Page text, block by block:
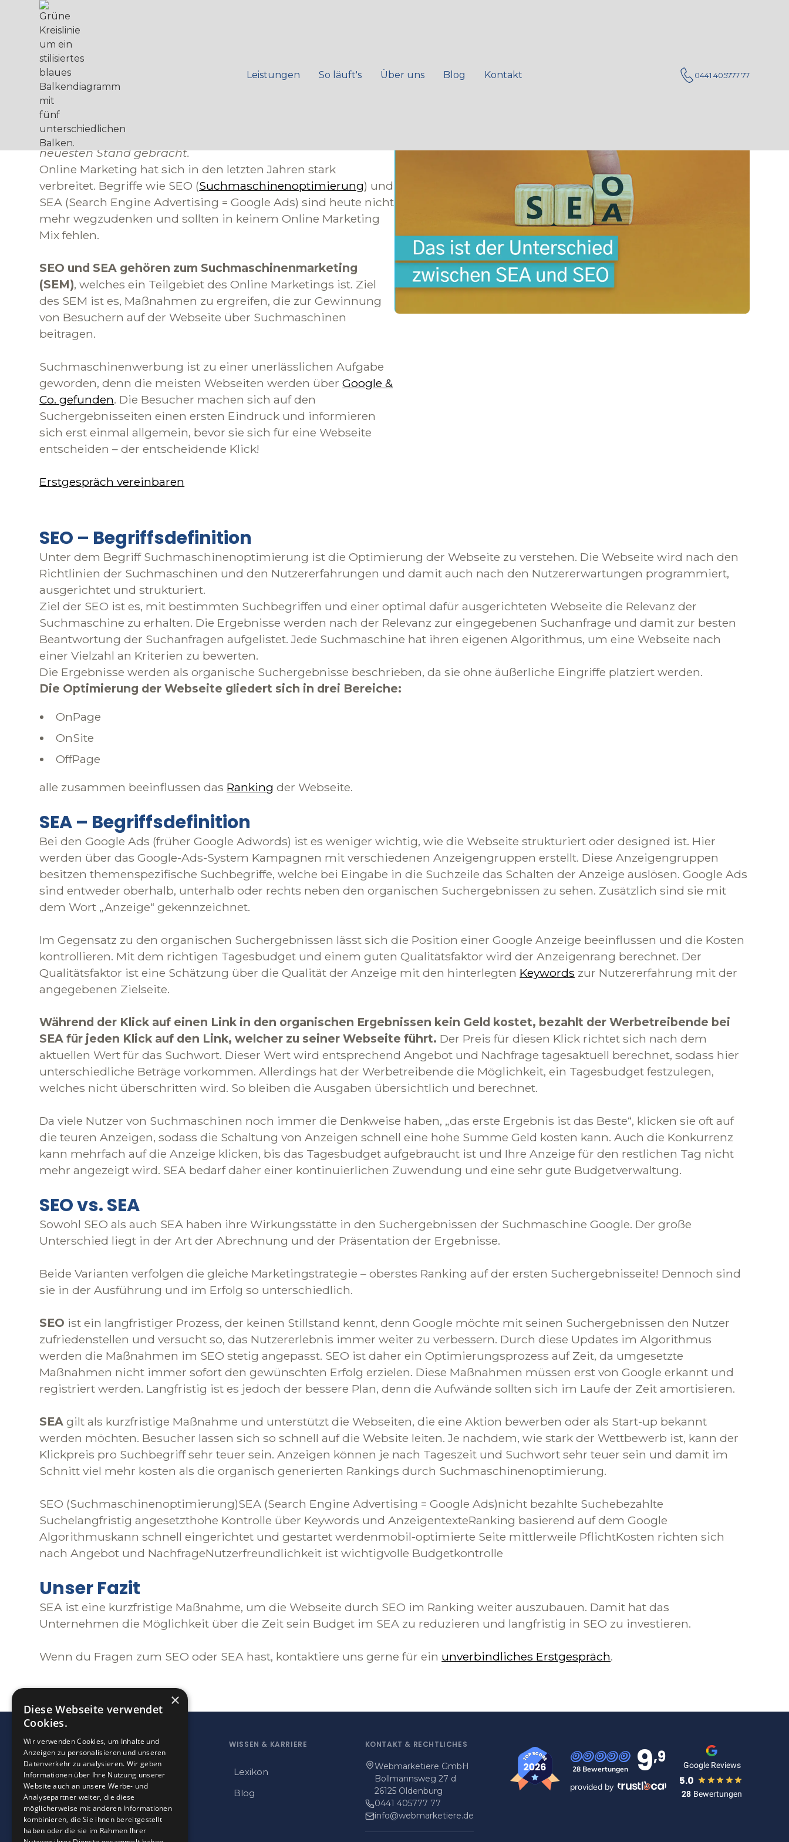
Leistungen So läuft's Über uns Blog Kontakt 0441 405777 77
Das ist der Unterschied
zwischen SEA und SEO
Dieser Artikel wurde im März 2024 überarbeitet und auf den
neuesten Stand gebracht.
Online Marketing hat sich in den letzten Jahren stark
verbreitet. Begriffe wie SEO (Suchmaschinenoptimierung) und
SEA (Search Engine Advertising = Google Ads) sind heute nicht
mehr wegzudenken und sollten in keinem Online Marketing
Mix fehlen.
SEO und SEA gehören zum Suchmaschinenmarketing
(SEM), welches ein Teilgebiet des Online Marketings ist. Ziel
des SEM ist es, Maßnahmen zu ergreifen, die zur Gewinnung
von Besuchern auf der Webseite über Suchmaschinen
beitragen.
Suchmaschinenwerbung ist zu einer unerlässlichen Aufgabe
geworden, denn die meisten Webseiten werden überGoogle &
Co. gefunden. Die Besucher machen sich auf den
Suchergebnisseiten einen ersten Eindruck und informieren
sich erst einmal allgemein, bevor sie sich für eine Webseite
entscheiden – der entscheidende Klick!
Erstgespräch vereinbaren
SEO – Begriffsdefinition
Unter dem Begriff Suchmaschinenoptimierung ist die Optimierung der Webseite zu verstehen. Die Webseite wird nach den
Richtlinien der Suchmaschinen und den Nutzererfahrungen und damit auch nach den Nutzererwartungen programmiert,
ausgerichtet und strukturiert.
Ziel der SEO ist es, mit bestimmten Suchbegriffen und einer optimal dafür ausgerichteten Webseite die Relevanz der
Suchmaschine zu erhalten. Die Ergebnisse werden nach der Relevanz zur eingegebenen Suchanfrage und damit zur besten
Beantwortung der Suchanfragen aufgelistet. Jede Suchmaschine hat ihren eigenen Algorithmus, um eine Webseite nach
einer Vielzahl an Kriterien zu bewerten.
Die Ergebnisse werden als organische Suchergebnisse beschrieben, da sie ohne äußerliche Eingriffe platziert werden.
Die Optimierung der Webseite gliedert sich in drei Bereiche:
OnPage
OnSite
OffPage
alle zusammen beeinflussen das Ranking der Webseite.
SEA – Begriffsdefinition
Bei den Google Ads (früher Google Adwords) ist es weniger wichtig, wie die Webseite strukturiert oder designed ist. Hier
werden über das Google-Ads-System Kampagnen mit verschiedenen Anzeigengruppen erstellt. Diese Anzeigengruppen
besitzen themenspezifische Suchbegriffe, welche bei Eingabe in die Suchzeile das Schalten der Anzeige auslösen. Google Ads
sind entweder oberhalb, unterhalb oder rechts neben den organischen Suchergebnissen zu sehen. Zusätzlich sind sie mit
dem Wort „Anzeige“ gekennzeichnet.
Im Gegensatz zu den organischen Suchergebnissen lässt sich die Position einer Google Anzeige beeinflussen und die Kosten
kontrollieren. Mit dem richtigen Tagesbudget und einem guten Qualitätsfaktor wird der Anzeigenrang berechnet. Der
Qualitätsfaktor ist eine Schätzung über die Qualität der Anzeige mit den hinterlegten Keywords zur Nutzererfahrung mit der
angegebenen Zielseite.
Während der Klick auf einen Link in den organischen Ergebnissen kein Geld kostet, bezahlt der Werbetreibende bei
SEA für jeden Klick auf den Link, welcher zu seiner Webseite führt. Der Preis für diesen Klick richtet sich nach dem
aktuellen Wert für das Suchwort. Dieser Wert wird entsprechend Angebot und Nachfrage tagesaktuell berechnet, sodass hier
unterschiedliche Beträge vorkommen. Allerdings hat der Werbetreibende die Möglichkeit, ein Tagesbudget festzulegen,
welches nicht überschritten wird. So bleiben die Ausgaben übersichtlich und berechnet.
Da viele Nutzer von Suchmaschinen noch immer die Denkweise haben, „das erste Ergebnis ist das Beste“, klicken sie oft auf
die teuren Anzeigen, sodass die Schaltung von Anzeigen schnell eine hohe Summe Geld kosten kann. Auch die Konkurrenz
kann mehrfach auf die Anzeige klicken, bis das Tagesbudget aufgebraucht ist und Ihre Anzeige für den restlichen Tag nicht
mehr angezeigt wird. SEA bedarf daher einer kontinuierlichen Zuwendung und eine sehr gute Budgetverwaltung.
SEO vs. SEA
Sowohl SEO als auch SEA haben ihre Wirkungsstätte in den Suchergebnissen der Suchmaschine Google. Der große
Unterschied liegt in der Art der Abrechnung und der Präsentation der Ergebnisse.
Beide Varianten verfolgen die gleiche Marketingstrategie – oberstes Ranking auf der ersten Suchergebnisseite! Dennoch sind
sie in der Ausführung und im Erfolg so unterschiedlich.
SEO ist ein langfristiger Prozess, der keinen Stillstand kennt, denn Google möchte mit seinen Suchergebnissen den Nutzer
zufriedenstellen und versucht so, das Nutzererlebnis immer weiter zu verbessern. Durch diese Updates im Algorithmus
werden die Maßnahmen im SEO stetig angepasst. SEO ist daher ein Optimierungsprozess auf Zeit, da umgesetzte
Maßnahmen nicht immer sofort den gewünschten Erfolg erzielen. Diese Maßnahmen müssen erst von Google erkannt und
registriert werden. Langfristig ist es jedoch der bessere Plan, denn die Aufwände sollten sich im Laufe der Zeit amortisieren.
SEA gilt als kurzfristige Maßnahme und unterstützt die Webseiten, die eine Aktion bewerben oder als Start-up bekannt
werden möchten. Besucher lassen sich so schnell auf die Website leiten. Je nachdem, wie stark der Wettbewerb ist, kann der
Klickpreis pro Suchbegriff sehr teuer sein. Anzeigen können je nach Tageszeit und Suchwort sehr teuer sein und damit im
Schnitt viel mehr kosten als die organisch generierten Rankings durch Suchmaschinenoptimierung.
SEO (Suchmaschinenoptimierung)SEA (Search Engine Advertising = Google Ads)nicht bezahlte Suchebezahlte
Suchelangfristig angesetzthohe Kontrolle über Keywords und AnzeigentexteRanking basierend auf dem Google
Algorithmuskann schnell eingerichtet und gestartet werdenmobil-optimierte Seite mittlerweile PflichtKosten richten sich
nach Angebot und NachfrageNutzerfreundlichkeit ist wichtigvolle Budgetkontrolle
Unser Fazit
SEA ist eine kurzfristige Maßnahme, um die Webseite durch SEO im Ranking weiter auszubauen. Damit hat das
Unternehmen die Möglichkeit über die Zeit sein Budget im SEA zu reduzieren und langfristig in SEO zu investieren.
Wenn du Fragen zum SEO oder SEA hast, kontaktiere uns gerne für ein unverbindliches Erstgespräch.
WISSEN & KARRIERE
Lexikon
Blog
KONTAKT & RECHTLICHES
Webmarketiere GmbH
Bollmannsweg 27 d
26125 Oldenburg
0441 405777 77
info@webmarketiere.de
28 Bewertungen 9,9
provided by
Google Reviews
5.0
28 Bewertungen
×
Diese Webseite verwendet
Cookies.
Wir verwenden Cookies, um Inhalte und
Anzeigen zu personalisieren und unseren
Datenverkehr zu analysieren. Wir geben
Informationen über Ihre Nutzung unserer
Website auch an unsere Werbe- und
Analysepartner weiter, die diese
möglicherweise mit anderen Informationen
kombinieren, die Sie ihnen bereitgestellt
haben oder die sie im Rahmen Ihrer